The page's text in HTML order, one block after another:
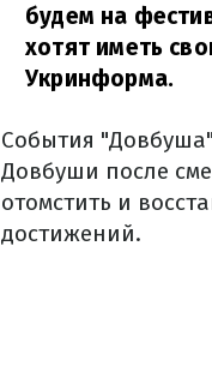
будем на
хотят иметь
Укринформа.
События
Довбуши после
отомстить и
достижений.